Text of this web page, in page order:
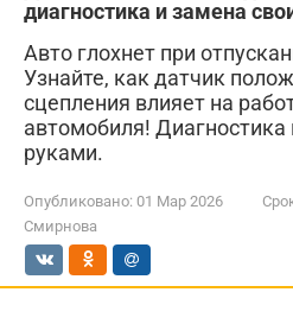
диагностика и замена
Авто глохнет при
Узнайте, как датчик
сцепления влияет на
автомобиля!
руками.
Опубликовано: 01 Мар 2026
Смирнова